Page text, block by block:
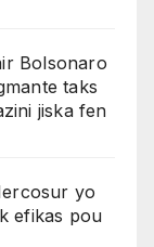
Bolsonaro
taks
jiska fen
yo
efikas pou